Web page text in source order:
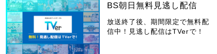
BS朝日無料見逃し配信
放送終了後、期間限定で無料配
信中！見逃し配信はTVerで！